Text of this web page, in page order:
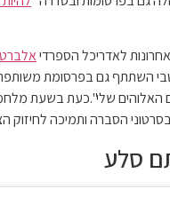
לאדריכל הספרדיאלברט
גם בפרסומת משותפת
שלי".כעת בשעת מלחמת
הסברה ותמיכה לחיזוק